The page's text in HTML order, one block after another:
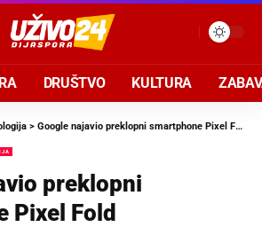
DRUŠTVO KULTURA
> Google najavio preklopni smartphone Pixel Fold
preklopni
Pixel Fold